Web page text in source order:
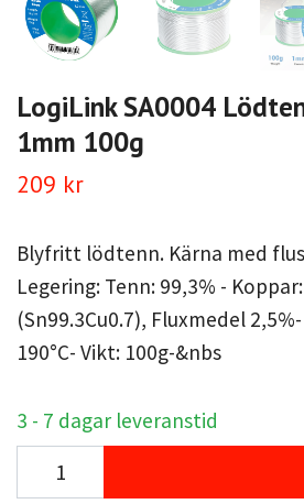
LogiLink SA0004
1mm 100g
209 kr
Blyfritt lödtenn. Kärna med
Legering: Tenn: 99,3% -
(Sn99.3Cu0.7), Fluxmedel
190°C- Vikt: 100g-&nbs
3 - 7 dagar leveranstid